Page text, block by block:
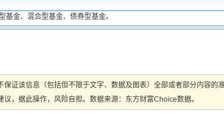
金、混合型基金、债券型基金。
证该信息（包括但不限于文字、数据及图表）全部或者部分内容的
，据此操作，风险自担。数据来源：东方财富Choice数据。